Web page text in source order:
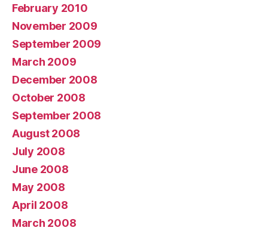
February 2010
November 2009
September 2009
March 2009
December 2008
October 2008
September 2008
August 2008
July 2008
June 2008
May 2008
April 2008
March 2008